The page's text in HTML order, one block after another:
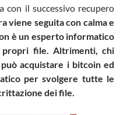
con il successivo recupero
viene seguita con calma e
è un esperto informatico
file. Altrimenti, chi
acquistare i bitcoin ed
per svolgere tutte le
dei file.